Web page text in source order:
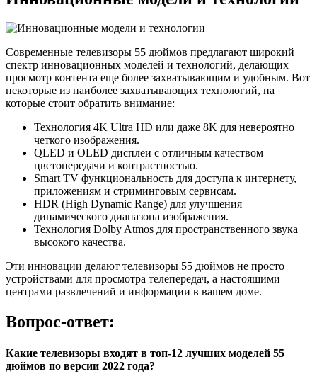
Современные телевизоры 55 дюймов предлагают широкий
спектр инновационных моделей и технологий, делающих
просмотр контента еще более захватывающим и удобным. Вот
некоторые из наиболее захватывающих технологий, на
которые стоит обратить внимание:
Технология 4K Ultra HD или даже 8K для невероятно
четкого изображения.
QLED и OLED дисплеи с отличным качеством
цветопередачи и контрастностью.
Smart TV функциональность для доступа к интернету,
приложениям и стриминговым сервисам.
HDR (High Dynamic Range) для улучшения
динамического диапазона изображения.
Технология Dolby Atmos для пространственного звука
высокого качества.
Эти инновации делают телевизоры 55 дюймов не просто
устройствами для просмотра телепередач, а настоящими
центрами развлечений и информации в вашем доме.
Вопрос-ответ:
Какие телевизоры входят в топ-12 лучших моделей 55
дюймов по версии 2022 года?